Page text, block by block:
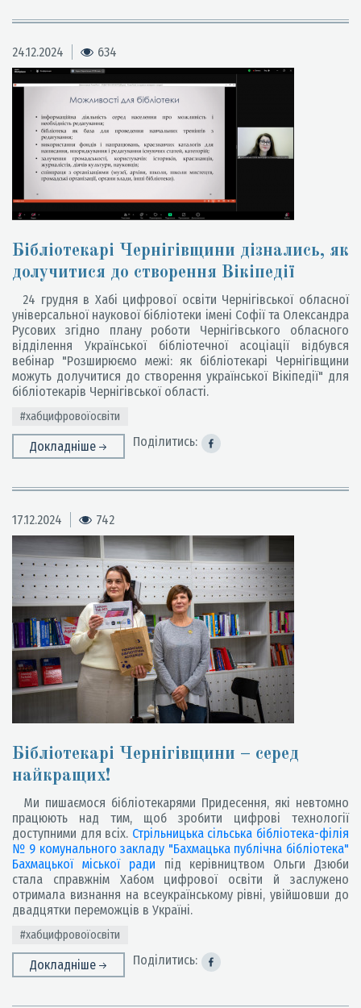
24.12.2024 634
Бібліотекарі Чернігівщини дізнались, як
долучитися до створення Вікіпедії
24 грудня в Хабі цифрової освіти Чернігівської обласної
універсальної наукової бібліотеки імені Софії та Олександра
Русових згідно плану роботи Чернігівського обласного
відділення Української бібліотечної асоціації відбувся
вебінар "Розширюємо межі: як бібліотекарі Чернігівщини
можуть долучитися до створення української Вікіпедії" для
бібліотекарів Чернігівської області.
#хабцифровоїосвіти
Докладніше Поділитись:
17.12.2024 742
Бібліотекарі Чернігівщини – серед
найкращих!
Ми пишаємося бібліотекарями Придесення, які невтомно
працюють над тим, щоб зробити цифрові технології
доступними для всіх. Стрільницька сільська бібліотека-філія
№ 9 комунального закладу "Бахмацька публічна бібліотека"
Бахмацької міської ради під керівництвом Ольги Дзюби
стала справжнім Хабом цифрової освіти й заслужено
отримала визнання на всеукраїнському рівні, увійшовши до
двадцятки переможців в Україні.
#хабцифровоїосвіти
Докладніше Поділитись: